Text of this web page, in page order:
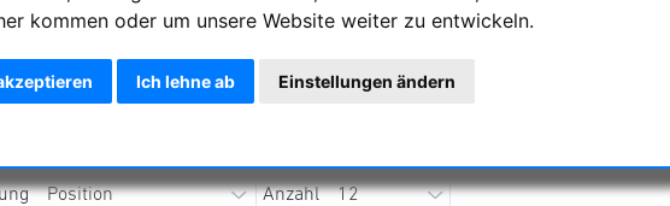
kommen oder um unsere Website weiter zu entwickeln.
Ich lehne ab Einstellungen ändern
Primaluce Adapter & Zubehör Fokussierer
Anzahl